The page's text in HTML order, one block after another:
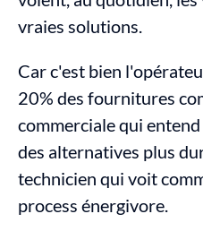
vraies solutions.
Car c'est bien
20% des fournitures
commerciale qui
des alternatives plus
technicien qui voit
process énergivore.